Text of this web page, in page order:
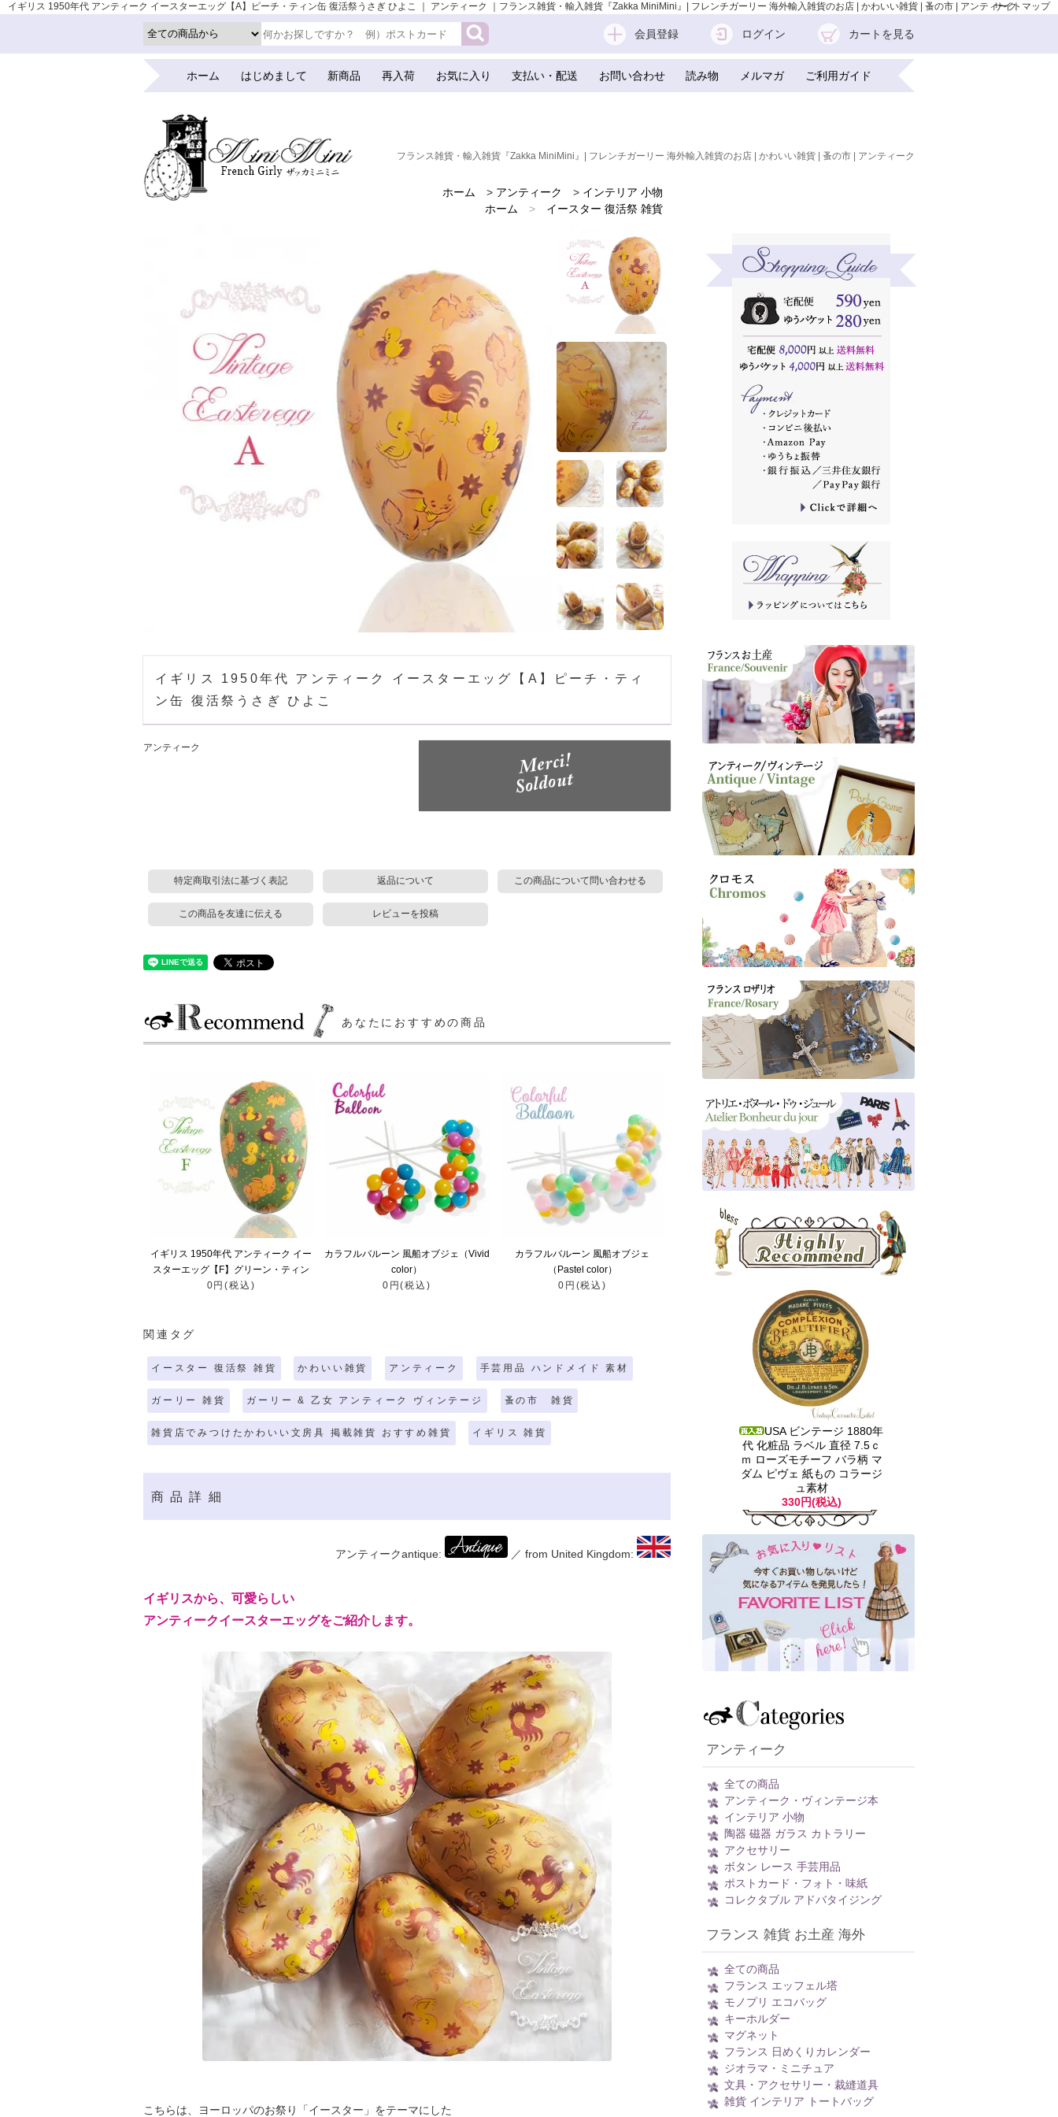
イギリス 1950年代 アンティーク イースターエッグ【A】ピーチ・ティン缶 復活祭うさぎ ひよこ ｜ アンティーク ｜フランス雑貨・輸入雑貨『Zakka MiniMini』| フレンチガーリー 海外輸入雑貨のお店 | かわいい雑貨 | 蚤の市 | アンティークサイトマップ
会員登録 ログイン カートを見る
ホーム はじめまして 新商品 再入荷 お気に入り 支払い・配送 お問い合わせ 読み物 メルマガ ご利用ガイド
フランス雑貨・輸入雑貨『Zakka MiniMini』| フレンチガーリー 海外輸入雑貨のお店 | かわいい雑貨 | 蚤の市 | アンティーク
ホーム > アンティーク > インテリア 小物
ホーム
>
イースター 復活祭 雑貨
>
アンティーク
手芸用品 ハンドメイド 素材
>
ガーリー 雑貨
ホーム
>
ガーリー & 乙女 アンティーク ヴィンテージ
>
蚤の市 雑貨
ホーム
>
雑貨店でみつけたかわいい文房具 掲載雑貨 おすすめ雑貨
ホーム
> イギリス 雑貨
イギリス 1950年代 アンティーク イースターエッグ【A】ピーチ・ティ
ン缶 復活祭うさぎ ひよこ
アンティーク
特定商取引法に基づく表記 返品について この商品について問い合わせる
この商品を友達に伝える レビューを投稿
あなたにおすすめの商品
イギリス 1950年代 アンティーク イー
スターエッグ【F】グリーン・ティン
缶 復活祭うさぎ ひよこ
0円(税込)
カラフルバルーン 風船オブジェ（Vivid
color）
0円(税込)
カラフルバルーン 風船オブジェ
（Pastel color）
0円(税込)
関連タグ
イースター 復活祭 雑貨 かわいい雑貨 アンティーク 手芸用品 ハンドメイド 素材
ガーリー 雑貨 ガーリー & 乙女 アンティーク ヴィンテージ 蚤の市 雑貨
雑貨店でみつけたかわいい文房具 掲載雑貨 おすすめ雑貨 イギリス 雑貨
商品詳細
アンティークantique: ／ from United Kingdom:
イギリスから、可愛らしい
アンティークイースターエッグをご紹介します。
こちらは、ヨーロッパのお祭り「イースター」をテーマにした
USA ビンテージ 1880年
代 化粧品 ラベル 直径 7.5ｃ
ｍ ローズモチーフ バラ柄 マ
ダム ピヴェ 紙もの コラージ
ュ素材
330円(税込)
アンティーク
全ての商品
アンティーク・ヴィンテージ本
インテリア 小物
陶器 磁器 ガラス カトラリー
アクセサリー
ボタン レース 手芸用品
ポストカード・フォト・味紙
コレクタブル アドバタイジング
フランス 雑貨 お土産 海外
全ての商品
フランス エッフェル塔
モノプリ エコバッグ
キーホルダー
マグネット
フランス 日めくりカレンダー
ジオラマ・ミニチュア
文具・アクセサリー・裁縫道具
雑貨 インテリア トートバッグ